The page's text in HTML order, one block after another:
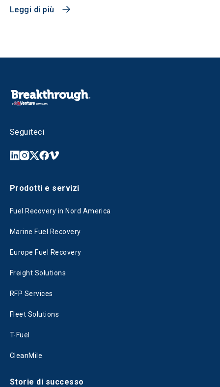
Leggi di più
Seguiteci
Prodotti e servizi
Fuel Recovery in Nord America
Marine Fuel Recovery
Europe Fuel Recovery
Freight Solutions
RFP Services
Fleet Solutions
T-Fuel
CleanMile
Storie di successo